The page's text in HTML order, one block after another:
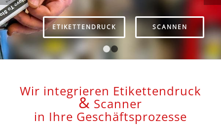
ETIKETTENDRUCK SCANNEN
Wir integrieren Etikettendruck
& Scanner
in Ihre Geschäftsprozesse